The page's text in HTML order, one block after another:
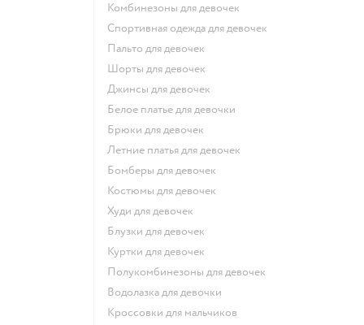
Комбинезоны для девочек
Спортивная одежда для девочек
Пальто для девочек
Шорты для девочек
Джинсы для девочек
Белое платье для девочки
Брюки для девочек
Летние платья для девочек
Бомберы для девочек
Костюмы для девочек
Худи для девочек
Блузки для девочек
Куртки для девочек
Полукомбинезоны для девочек
Водолазка для девочки
Кроссовки для мальчиков